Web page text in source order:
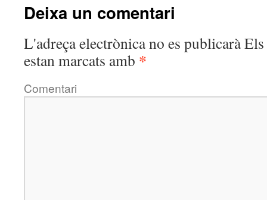
Deixa un comentari
L'adreça electrònica no es publicaràEls
estan marcats amb *
Comentari